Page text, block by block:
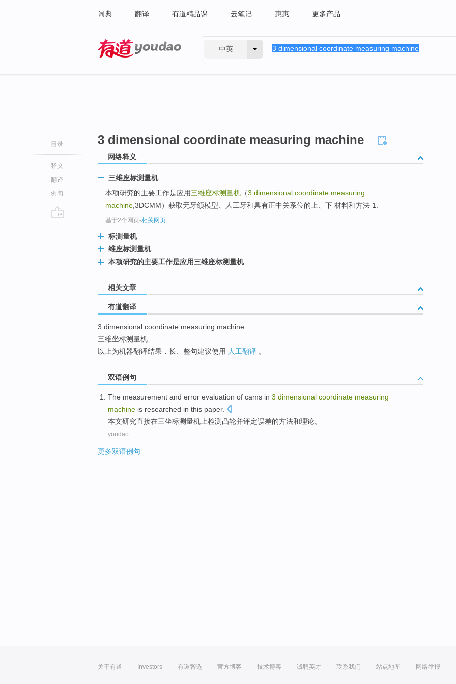
词典 翻译 有道精品课 云笔记 惠惠 更多产品
中英
目录
释义
翻译
例句
3 dimensional coordinate measuring machine
网络释义
三维座标测量机
本项研究的主要工作是应用三维座标测量机 （3 dimensional coordinate measuring
machine ,3DCMM）获取无牙颌模型、人工牙和具有正中关系位的上、下 材料和方法 1.
基于2个网页-相关网页
标测量机
维座标测量机
本项研究的主要工作是应用三维座标测量机
相关文章
有道翻译
3 dimensional coordinate measuring machine
三维坐标测量机
以上为机器翻译结果，长、整句建议使用 人工翻译 。
双语例句
The measurement and error evaluation of cams in 3 dimensional coordinate measuring
machine is researched in this paper.
本文研究直接在三坐标测量机上检测 凸轮并评定误差的方法和理论。
youdao
更多双语例句
关于有道 Investors 有道智选 官方博客 技术博客 诚聘英才 联系我们 站点地图 网络举报